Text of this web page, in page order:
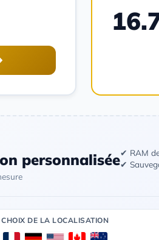
personnalisée✔ RAM
✔
CHOIX DE LA LOCALISATION